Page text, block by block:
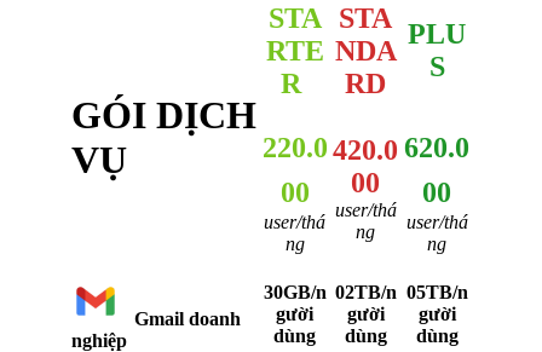
GÓI DỊCH
VỤ
STA
RTE
R
STA
NDA
RD
PLU
S
220.0
00
user/thá
ng
420.0
00
user/thá
ng
620.0
00
user/thá
ng
Gmail doanh
nghiệp
30GB/n
gười
dùng
02TB/n
gười
dùng
05TB/n
gười
dùng